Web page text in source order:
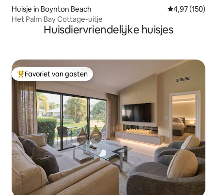
Huisje in Boynton Beach Gemiddelde
4,97 (150)
Het Palm Bay Cottage-uitje
Huisdiervriendelijke huisjes
Topfavoriet van gasten
Favoriet van gasten